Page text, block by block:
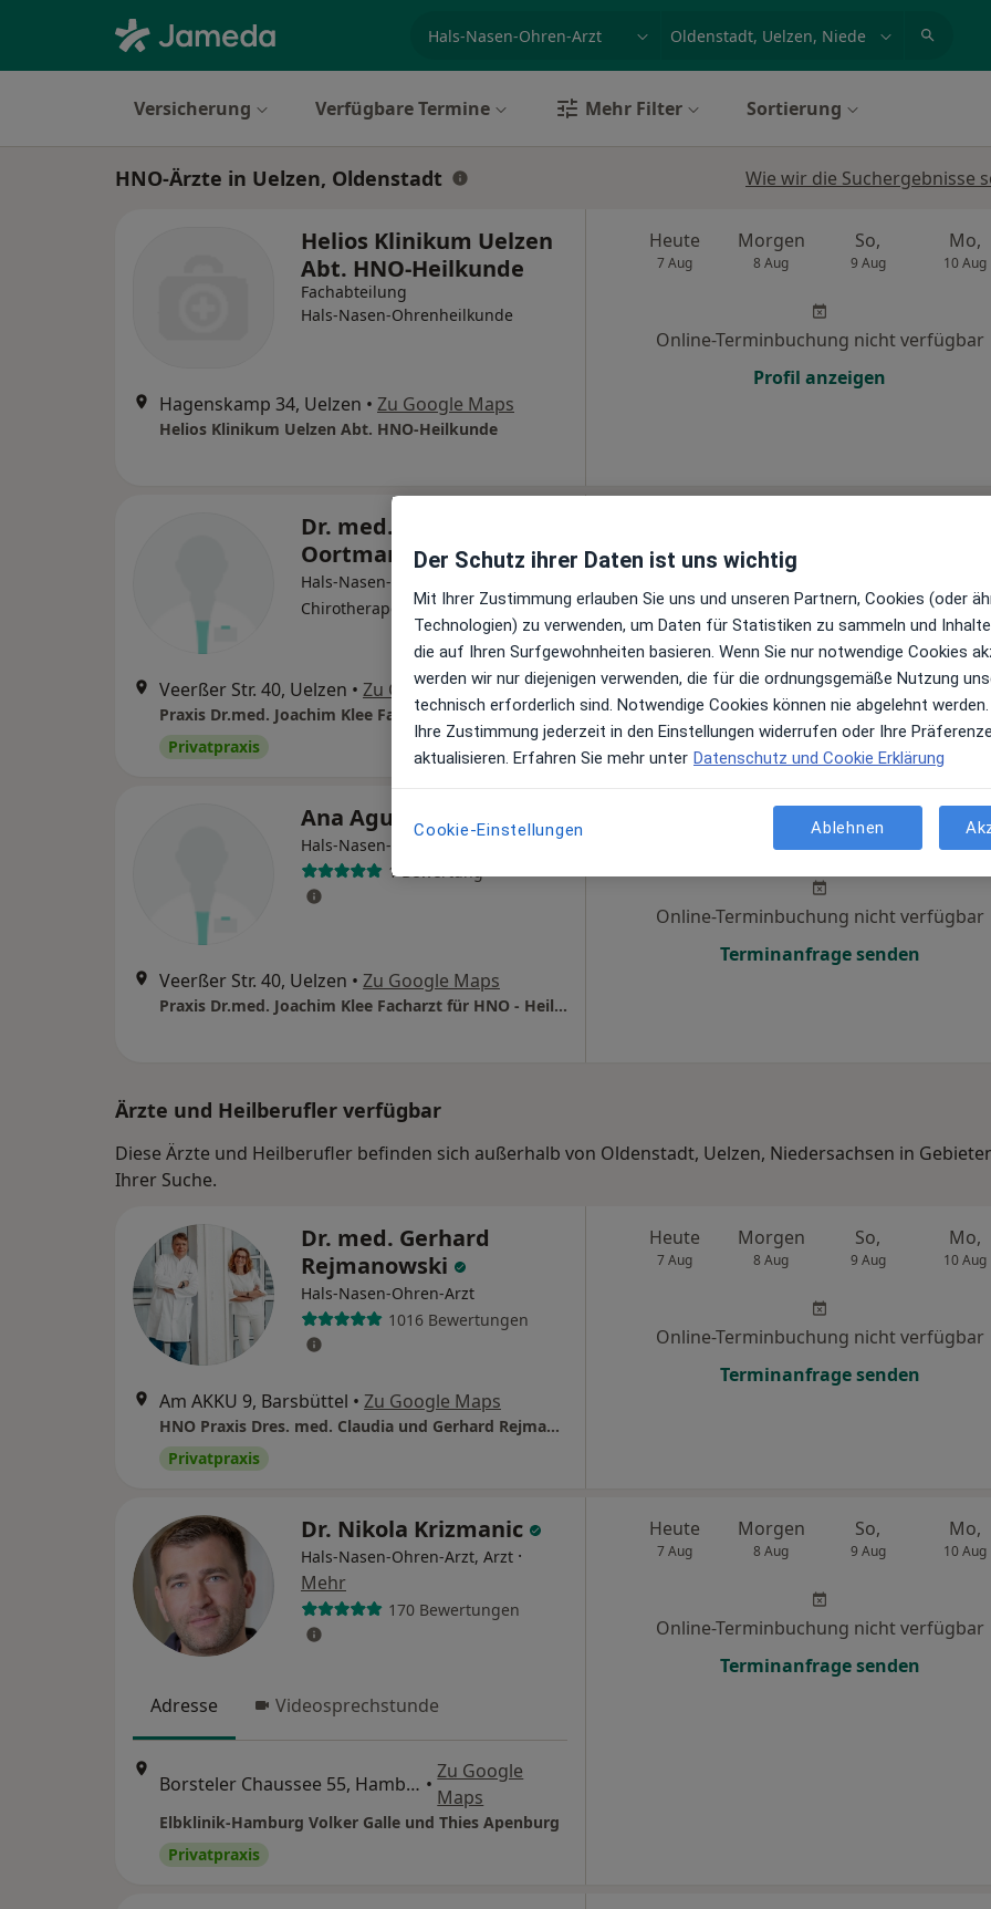
Versicherung Verfügbare Termine Mehr Filter Sortierung
HNO-Ärzte in Uelzen, Oldenstadt Wie wir die Suchergebnisse
Helios Klinikum Uelzen
Abt. HNO-Heilkunde
Fachabteilung
Hals-Nasen-Ohrenheilkunde
Hagenskamp 34, Uelzen • Zu Google Maps
Helios Klinikum Uelzen Abt. HNO-Heilkunde
Heute
7 Aug
Morgen
8 Aug
So,
9 Aug
Mo,
10 Aug
Online-Terminbuchung nicht verfügbar
Profil anzeigen
Dr. med. Werner
Oortmann
Hals-Nasen-Ohren-Arzt,
Chirotherapeut
Veerßer Str. 40, Uelzen • Zu Google Maps
Praxis Dr.med. Joachim Klee Facharzt für HNO - Heilkunde
Privatpraxis
7 Aug 8 Aug
Online-Terminbuchung nicht verfügbar
Terminanfrage senden
Ana Aguirre-Fierek
Hals-Nasen-Ohren-Ärztin
1 Bewertung
Veerßer Str. 40, Uelzen • Zu Google Maps
Praxis Dr.med. Joachim Klee Facharzt für HNO - Heilkunde
9 Aug
Mo,
10 Aug
Online-Terminbuchung nicht verfügbar
Terminanfrage senden
Ärzte und Heilberufler verfügbar
Diese Ärzte und Heilberufler befinden sich außerhalb von Oldenstadt, Uelzen, Niedersachsen in
Ihrer Suche.
Dr. med. Gerhard
Rejmanowski
Hals-Nasen-Ohren-Arzt
1016 Bewertungen
Am AKKU 9, Barsbüttel • Zu Google Maps
HNO Praxis Dres. med. Claudia und Gerhard Rejmanowski Praxis für Selbstzahler und Privatpatienten
Privatpraxis
Heute
7 Aug
Morgen
8 Aug
So,
9 Aug
Mo,
10 Aug
Online-Terminbuchung nicht verfügbar
Terminanfrage senden
Dr. Nikola Krizmanic
Hals-Nasen-Ohren-Arzt, Arzt ·
Mehr
170 Bewertungen
Adresse Videosprechstunde
Borsteler Chaussee 55, Hamburg •
Zu Google
Maps
Elbklinik-Hamburg Volker Galle und Thies Apenburg
Privatpraxis
Heute
7 Aug
Morgen
8 Aug
So,
9 Aug
Mo,
10 Aug
Online-Terminbuchung nicht verfügbar
Terminanfrage senden
Der Schutz ihrer Daten ist uns wichtig
Mit Ihrer Zustimmung erlauben Sie uns und unseren Partnern, Cookies (oder
Technologien) zu verwenden, um Daten für Statistiken zu sammeln und
die auf Ihren Surfgewohnheiten basieren. Wenn Sie nur notwendige Cookies
werden wir nur diejenigen verwenden, die für die ordnungsgemäße Nutzung
technisch erforderlich sind. Notwendige Cookies können nie abgelehnt werden.
Ihre Zustimmung jederzeit in den Einstellungen widerrufen oder Ihre
aktualisieren. Erfahren Sie mehr unter Datenschutz und Cookie Erklärung
Cookie-Einstellungen Ablehnen